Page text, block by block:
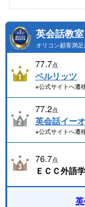
英会話教室
オリコン顧客満
77.7点
ベルリッツ
※公式サイトへ遷
77.2点
英会話イー
※公式サイトへ遷
76.7点
ＥＣＣ外語